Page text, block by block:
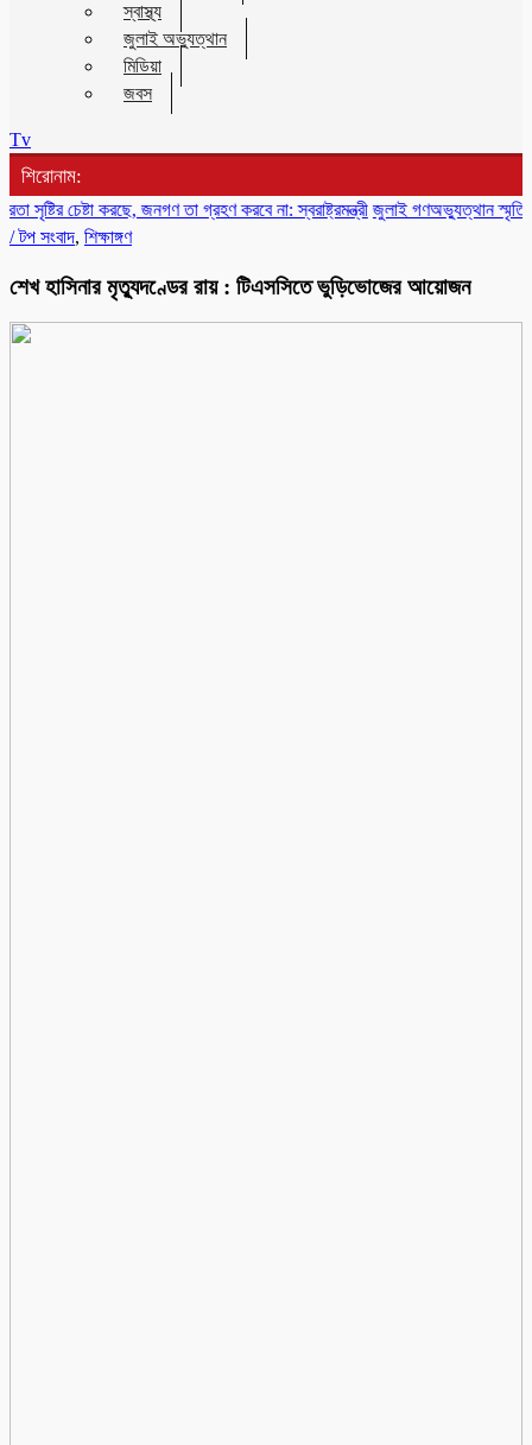
স্বাস্থ্য
জুলাই অভ্যুত্থান
মিডিয়া
জবস
Tv
শিরোনাম:
চেষ্টা করছে, জনগণ তা গ্রহণ করবে না: স্বরাষ্ট্রমন্ত্রী জুলাই গণঅভ্যুত্থান স্মৃতি জাদুঘর
/টপ সংবাদ, শিক্ষাঙ্গণ
শেখ হাসিনার মৃত্যুদণ্ডের রায় : টিএসসিতে ভুড়িভোজের আয়োজন